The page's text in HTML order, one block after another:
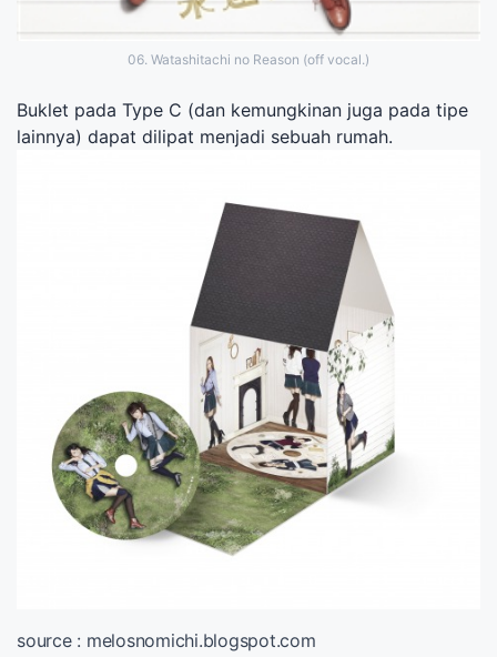
06. Watashitachi no Reason (off vocal.)
Buklet pada Type C (dan kemungkinan juga pada tipe
lainnya) dapat dilipat menjadi sebuah rumah.
source : melosnomichi.blogspot.com